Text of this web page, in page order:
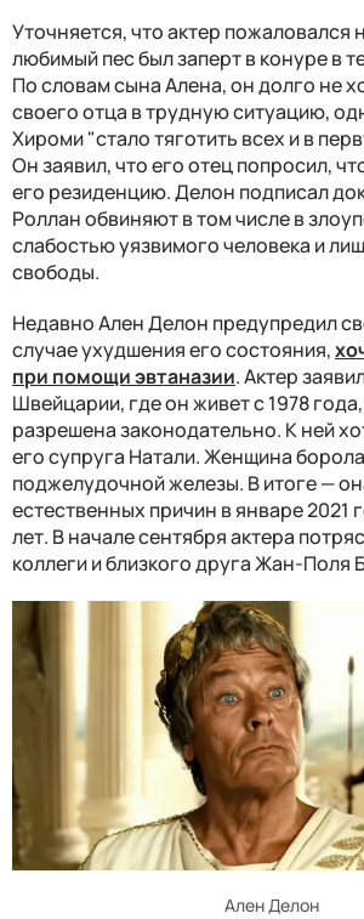
Уточняется, что актер пожаловался
любимый пес был заперт в конуре в
По словам сына Алена, он долго не
своего отца в трудную ситуацию,
Хироми "стало тяготить всех и в
Он заявил, что его отец попросил,
его резиденцию. Делон подписал
Роллан обвиняют в том числе в
слабостью уязвимого человека и
свободы.
Недавно Ален Делон предупредил
случае ухудшения его состояния,
при помощи эвтаназии. Актер
Швейцарии, где он живет с 1978
разрешена законодательно. К ней
его супруга Натали. Женщина
поджелудочной железы. В итоге —
естественных причин в январе 2021
лет. В начале сентября актера
коллеги и близкого друга Жан-Поля
Ален Делон